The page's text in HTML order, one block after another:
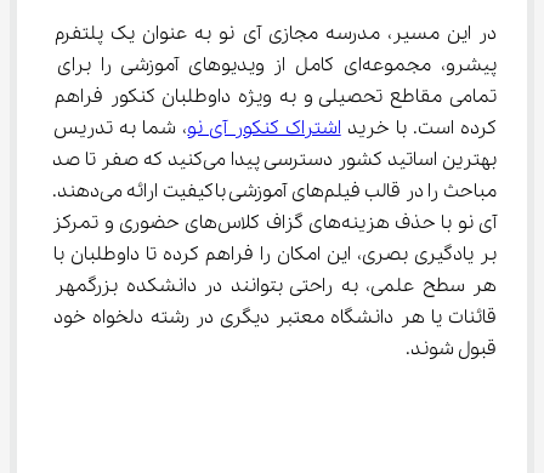
در این مسیر، مدرسه مجازی آی نو به عنوان یک پلتفرم
پیشرو، مجموعه‌ای کامل از ویدیوهای آموزشی را برای
تمامی مقاطع تحصیلی و به ویژه داوطلبان کنکور فراهم
کرده است. با خرید اشتراک کنکور آی نو، شما به تدریس
بهترین اساتید کشور دسترسی پیدا می‌کنید که صفر تا صد
مباحث را در قالب فیلم‌های آموزشی باکیفیت ارائه می‌دهند.
آی نو با حذف هزینه‌های گزاف کلاس‌های حضوری و تمرکز
بر یادگیری بصری، این امکان را فراهم کرده تا داوطلبان با
هر سطح علمی، به راحتی بتوانند در دانشکده بزرگمهر
قائنات یا هر دانشگاه معتبر دیگری در رشته دلخواه خود
قبول شوند.